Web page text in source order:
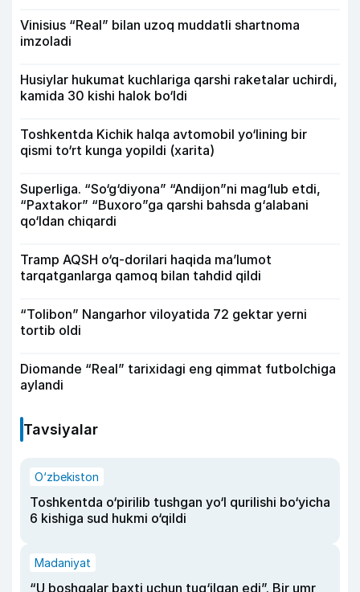
Vinisius “Real” bilan uzoq muddatli shartnoma
imzoladi
Husiylar hukumat kuchlariga qarshi raketalar uchirdi,
kamida 30 kishi halok bo‘ldi
Toshkentda Kichik halqa avtomobil yo‘lining bir
qismi to‘rt kunga yopildi (xarita)
Superliga. “So‘g‘diyona” “Andijon”ni mag‘lub etdi,
“Paxtakor” “Buxoro”ga qarshi bahsda g‘alabani
qo‘ldan chiqardi
Tramp AQSH o‘q-dorilari haqida ma’lumot
tarqatganlarga qamoq bilan tahdid qildi
“Tolibon” Nangarhor viloyatida 72 gektar yerni
tortib oldi
Diomande “Real” tarixidagi eng qimmat futbolchiga
aylandi
Tavsiyalar
O‘zbekiston
Toshkentda o‘pirilib tushgan yo‘l qurilishi bo‘yicha
6 kishiga sud hukmi o‘qildi
Madaniyat
“U boshqalar baxti uchun tug‘ilgan edi”. Bir umr